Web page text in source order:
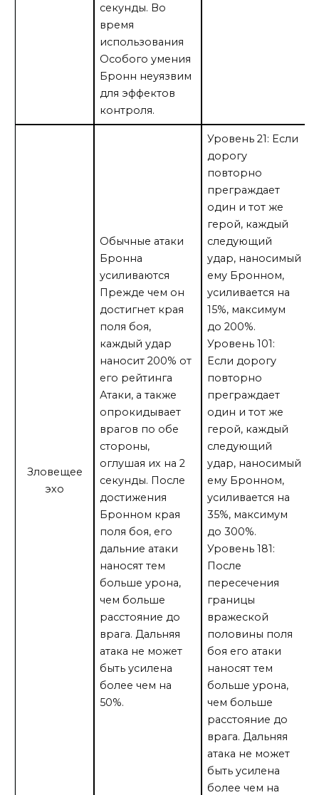
секунды. Во
время
использования
Особого умения
Бронн неуязвим
для эффектов
контроля.
Зловещее
эхо
Обычные атаки
Бронна
усиливаются
Прежде чем он
достигнет края
поля боя,
каждый удар
наносит 200% от
его рейтинга
Атаки, а также
опрокидывает
врагов по обе
стороны,
оглушая их на 2
секунды. После
достижения
Бронном края
поля боя, его
дальние атаки
наносят тем
больше урона,
чем больше
расстояние до
врага. Дальняя
атака не может
быть усилена
более чем на
50%.
Уровень 21: Если
дорогу
повторно
преграждает
один и тот же
герой, каждый
следующий
удар, наносимый
ему Бронном,
усиливается на
15%, максимум
до 200%.
Уровень 101:
Если дорогу
повторно
преграждает
один и тот же
герой, каждый
следующий
удар, наносимый
ему Бронном,
усиливается на
35%, максимум
до 300%.
Уровень 181:
После
пересечения
границы
вражеской
половины поля
боя его атаки
наносят тем
больше урона,
чем больше
расстояние до
врага. Дальняя
атака не может
быть усилена
более чем на